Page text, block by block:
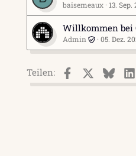
baisemeaux 13. Sep.
Willkommen bei
Admin 05. Dez.
Teilen: FacebookX (Twitter)